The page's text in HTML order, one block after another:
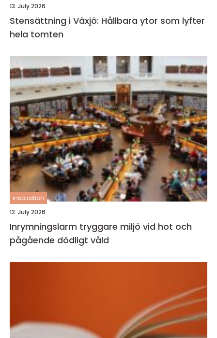
13. July 2026
Stensättning i Växjö: Hållbara ytor som lyfter
hela tomten
inspiration
12. July 2026
Inrymningslarm tryggare miljö vid hot och
pågående dödligt våld